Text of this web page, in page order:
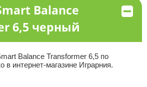
Balance
6,5 черный
Balance Transformer 6,5 по
в интернет-магазине Играрния.